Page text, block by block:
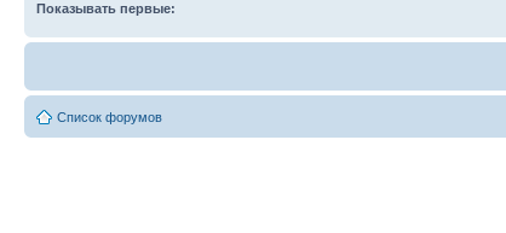
Показывать первые:
Список форумов